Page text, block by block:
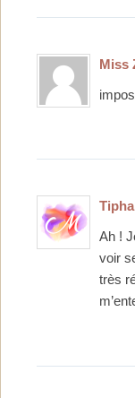
Miss
Ah !
voir
très